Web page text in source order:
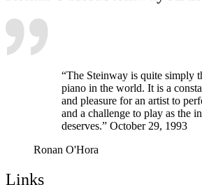
“The Steinway is quite simply
piano in the world. It is a
and pleasure for an artist to
and a challenge to play as the
deserves.” October 29, 1993
Ronan O'Hora
Links